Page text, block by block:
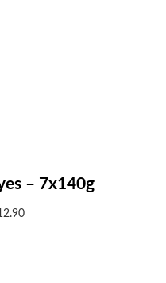
– 7x140g